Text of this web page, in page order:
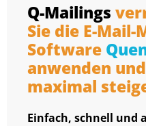
Q-Mailings
Sie die E-
Software
anwenden
maximal
Einfach, schnell und